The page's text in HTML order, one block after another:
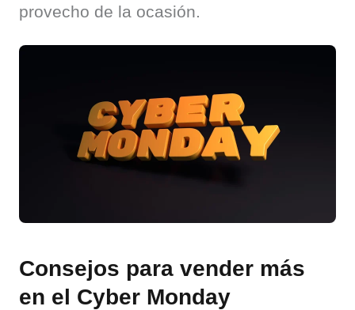
provecho de la ocasión.
Consejos para vender más
en el Cyber Monday